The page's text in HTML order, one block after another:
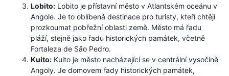
Lobito: Lobito je přístavní město v Atlantském oceánu v
Angole. Je to oblíbená destinace pro turisty, kteří chtějí
prozkoumat pobřežní oblasti země. Město má řadu
pláží, stejně jako řadu historických památek, včetně
Fortaleza de São Pedro.
Kuito: Kuito je město nacházející se v centrální vysočině
Angoly. Je domovem řady historických památek,